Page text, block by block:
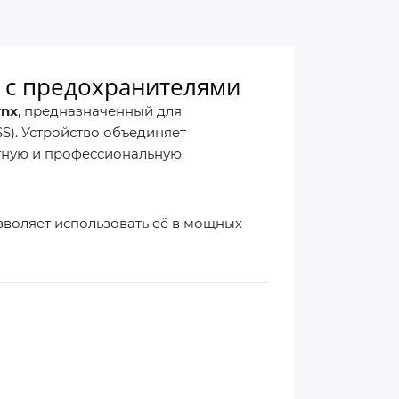
предохранителями
, предназначенный для
Устройство объединяет
и профессиональную
использовать её в мощных